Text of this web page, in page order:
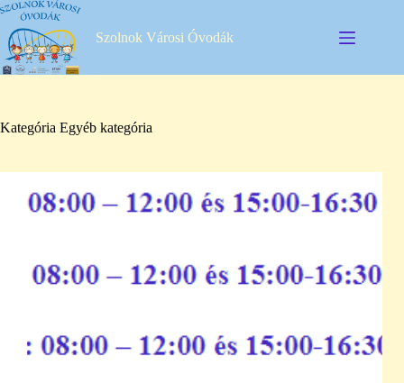
Skip
content
Szolnok Városi Óvodák
Kategória Egyéb kategória